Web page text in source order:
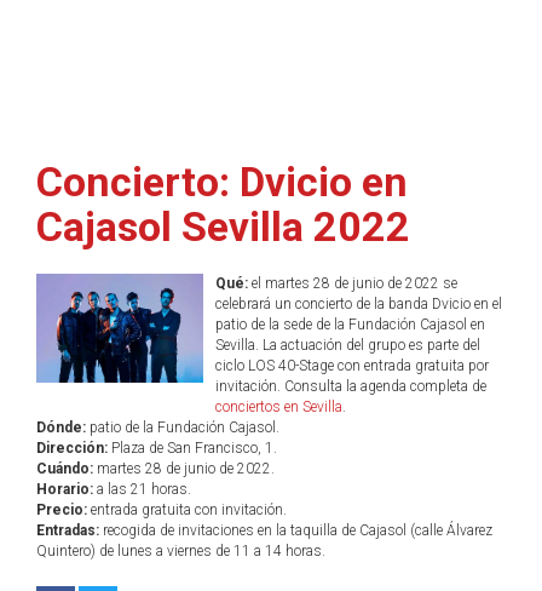
Concierto: Dvicio en
Cajasol Sevilla 2022
Qué:el martes 28 de junio de 2022 se
celebrará un concierto de la banda Dvicio en el
patio de la sede de la Fundación Cajasol en
Sevilla. La actuación del grupo es parte del
ciclo LOS 40-Stage con entrada gratuita por
invitación. Consulta la agenda completa de
conciertos en Sevilla.
Dónde: patio de la Fundación Cajasol.
Dirección: Plaza de San Francisco, 1.
Cuándo: martes 28 de junio de 2022.
Horario: a las 21 horas.
Precio: entrada gratuita con invitación.
Entradas: recogida de invitaciones en la taquilla de Cajasol (calle Álvarez
Quintero) de lunes a viernes de 11 a 14 horas.